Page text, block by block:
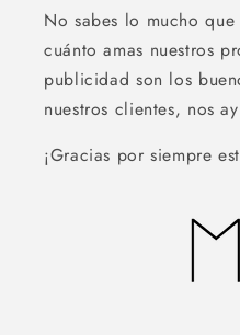
No sabes lo mucho
cuánto amas nuestros
publicidad son los
nuestros clientes, nos
¡Gracias por siempre